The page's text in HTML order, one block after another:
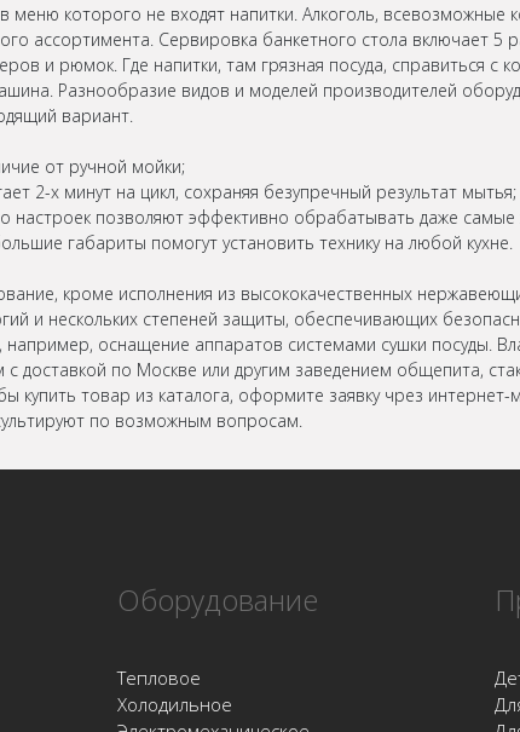
которого не входят напитки. Алкоголь, всевозможные
ассортимента. Сервировка банкетного стола включает 5
и рюмок. Где напитки, там грязная посуда, справиться с
Разнообразие видов и моделей производителей
вариант.
от ручной мойки;
2-х минут на цикл, сохраняя безупречный результат мытья;
позволяют эффективно обрабатывать даже самые
габариты помогут установить технику на любой кухне.
кроме исполнения из высококачественных
и нескольких степеней защиты, обеспечивающих
оснащение аппаратов системами сушки посуды.
доставкой по Москве или другим заведением общепита,
купить товар из каталога, оформите заявку чрез интернет-
по возможным вопросам.
Оборудование
Тепловое
Холодильное